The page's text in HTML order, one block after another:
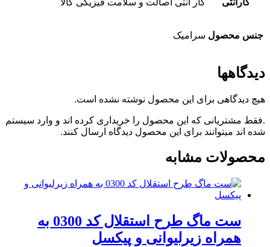
جنس محصول سرامیک
دیدگاهها
هیچ دیدگاهی برای این محصول نوشته نشده است.
.فقط مشتریانی که این محصول را خریداری کرده اند و وارد سیستم
شده اند میتوانند برای این محصول دیدگاه ارسال کنند.
محصولات مشابه
ست ماگ طرح استقلال کد 0300 به
همراه زیرلیوانی و پیکسل